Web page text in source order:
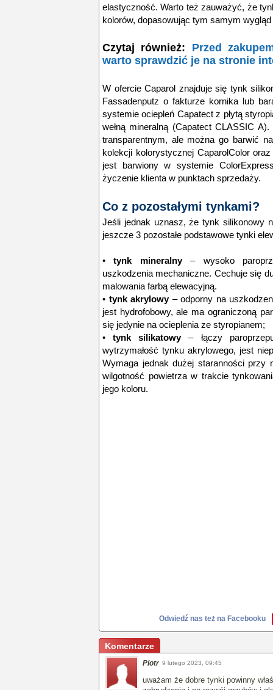
elastyczność. Warto też zauważyć, że
kolorów, dopasowując tym samym
Czytaj również: Przed
warto sprawdzić je na stronie
W ofercie Caparol znajduje się tynk
Fassadenputz o fakturze kornika lub
systemie ociepleń Capatect z płytą
wełną mineralną (Capatect CLASSIC
transparentnym, ale można go barwić
kolekcji kolorystycznej CaparolColor
jest barwiony w systemie
życzenie klienta w punktach sprzedaży.
Co z pozostałymi tynkami?
Jeśli jednak uznasz, że tynk silikonowy
jeszcze 3 pozostałe podstawowe tynki
• tynk mineralny– wysoko
uszkodzenia mechaniczne. Cechuje się
malowania farbą elewacyjną.
• tynk akrylowy – odporny na
jest hydrofobowy, ale ma ograniczoną
się jedynie na ocieplenia ze styropianem;
•tynk silikatowy– łączy
wytrzymałość tynku akrylowego, jest
Wymaga jednak dużej staranności przy
wilgotność powietrza w trakcie
jego koloru.
Odwiedź nas też na Facebooku
Komentarze
Piotr 9 lutego 2023, 09:45
uważam że dobre tynki powinny